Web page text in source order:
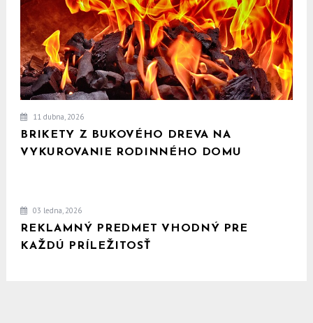
11 dubna, 2026
BRIKETY Z BUKOVÉHO DREVA NA
VYKUROVANIE RODINNÉHO DOMU
03 ledna, 2026
REKLAMNÝ PREDMET VHODNÝ PRE
KAŽDÚ PRÍLEŽITOSŤ